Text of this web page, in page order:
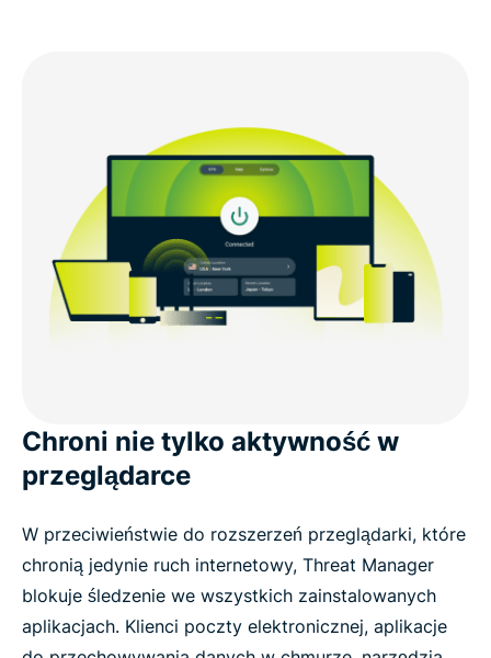
Chroni nie tylko aktywność w
przeglądarce
W przeciwieństwie do rozszerzeń przeglądarki, które
chronią jedynie ruch internetowy, Threat Manager
blokuje śledzenie we wszystkich zainstalowanych
aplikacjach. Klienci poczty elektronicznej, aplikacje